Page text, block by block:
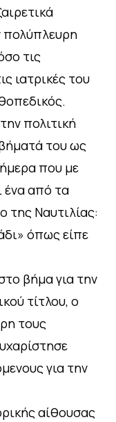
πολύπλευρη
τις
ιατρικές του
πολιτική
του ως
που με
ένα από τα
της Ναυτιλίας:
όπως είπε
βήμα για την
τίτλου, ο
τους
για την
αίθουσας